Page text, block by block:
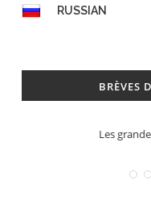
RUSSIAN
BRÈVES
Les grandes